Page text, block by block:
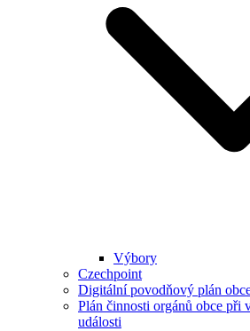
Výbory
Czechpoint
Digitální povodňový plán
Plán činnosti orgánů obce při
události